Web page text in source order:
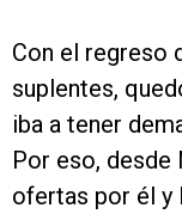
Con el regreso
suplentes,
iba a tener
Por eso, desde
ofertas por él y